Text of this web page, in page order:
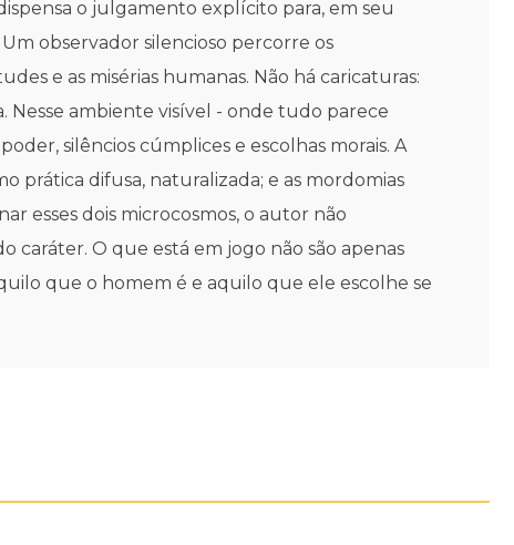
o julgamento explícito para, em seu
observador silencioso percorre os
e as misérias humanas. Não há caricaturas:
Nesse ambiente visível - onde tudo parece
silêncios cúmplices e escolhas morais. A
prática difusa, naturalizada; e as mordomias
esses dois microcosmos, o autor não
caráter. O que está em jogo não são apenas
que o homem é e aquilo que ele escolhe se